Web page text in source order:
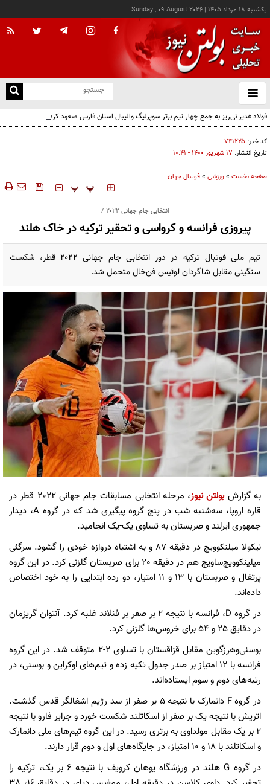
يکشنبه ۱۸ مرداد ۱۴۰۵ |
Sunday , 09 August 2026
باز
و
فولاد غدیر نی‌ریز به جمع چهار تیم برتر سوپرلیگ والیبال استان فارس صعود کرد
کد خبر: ۷۴۱۲۲۵
تاریخ انتشار: ۱۷ شهريور ۱۴۰۰ - ۱۰:۴۱
صفحه نخست »ورزشی »فوتبال جهان
‍‍‍ پ پ
انتخابی جام جهانی ۲۰۲۲ /
پیروزی فرانسه و کرواسی و تحقیر ترکیه در خاک هلند
تیم ملی فوتبال ترکیه در دور انتخابی جام جهانی ۲۰۲۲ قطر، شکست
سنگینی مقابل شاگردان لوئیس فن‌خال متحمل شد.
به گزارشبولتن نیوز
، مرحله انتخابی مسابقات جام جهانی 2022 قطر در
قاره اروپا، سه‌شنبه شب در پنج گروه پیگیری شد که در گروه A، دیدار
جمهوری ایرلند و صربستان به تساوی یک-یک انجامید.
نیکولا میلنکوویچ در دقیقه 87 و به اشتباه دروازه خودی را گشود. سرگئی
میلینکوویچ‌ساویچ هم در دقیقه 20 برای صربستان گلزنی کرد. در این گروه
پرتغال و صربستان با 13 و 11 امتیاز، دو رده ابتدایی را به خود اختصاص
داده‌اند.
در گروه D، فرانسه با نتیجه 2 بر صفر بر فنلاند غلبه کرد. آنتوان گریزمان
در دقایق 25 و 54 برای خروس‌ها گلزنی کرد.
بوسنی‌وهرزگوین مقابل قزاقستان با تساوی 2-2 متوقف شد. در این گروه
فرانسه با 12 امتیاز بر صدر جدول تکیه زده و تیم‌های اوکراین و بوسنی، در
رتبه‌های دوم و سوم ایستاده‌اند.
در گروه F دانمارک با نتیجه 5 بر صفر از سد رژیم اشغالگر قدس گذشت.
اتریش با نتیجه یک بر صفر از اسکاتلند شکست خورد و جزایر فارو با نتیجه
2 بر یک مقابل مولداوی به برتری رسید. در این گروه تیم‌های ملی دانمارک
و اسکاتلند با 18 و 10 امتیاز، در جایگاه‌های اول و دوم قرار دارند.
در گروه G هلند در ورزشگاه یوهان کرویف با نتیجه 6 بر یک، ترکیه را